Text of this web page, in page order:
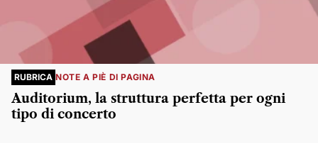
RUBRICA NOTE A PIÈ DI PAGINA
Auditorium, la struttura perfetta per ogni
tipo di concerto